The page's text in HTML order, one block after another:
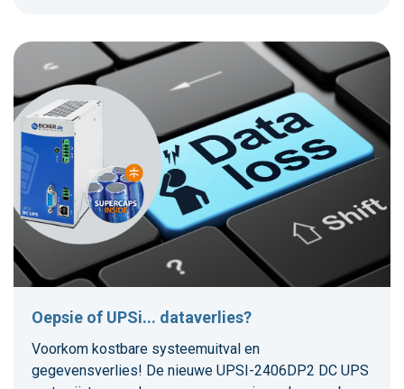
Oepsie of UPSi... dataverlies?
Voorkom kostbare systeemuitval en
gegevensverlies! De nieuwe UPSI-2406DP2 DC UPS